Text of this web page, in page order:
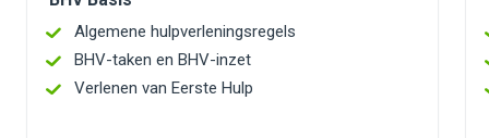
Algemene hulpverleningsregels
BHV-taken en BHV-inzet
Verlenen van Eerste Hulp